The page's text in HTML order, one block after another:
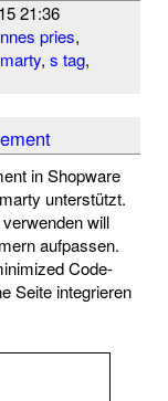
21:36
pries,
, s tag,
in Shopware
unterstützt.
will
aufpassen.
Code-
Seite integrieren